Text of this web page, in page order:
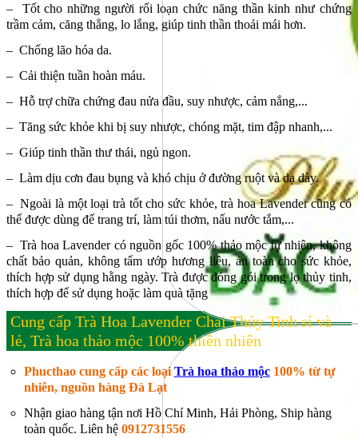
– Tốt cho những người rối loạn chức năng thần kinh như chứng
trầm cảm, căng thẳng, lo lắng, giúp tinh thần thoải mái hơn.
– Chống lão hóa da.
– Cải thiện tuần hoàn máu.
– Hỗ trợ chữa chứng đau nửa đầu, suy nhược, cảm nắng,...
– Tăng sức khỏe khi bị suy nhược, chóng mặt, tim đập nhanh,...
– Giúp tinh thần thư thái, ngủ ngon.
– Làm dịu cơn đau bụng và khó chịu ở đường ruột và dạ dày.
– Ngoài là một loại trà tốt cho sức khỏe, trà hoa Lavender cũng có
thể được dùng để trang trí, làm túi thơm, nấu nước tắm,...
– Trà hoa Lavender có nguồn gốc 100% thảo mộc tự nhiên, không
chất bảo quản, không tẩm ướp hương liệu, an toàn cho sức khỏe,
thích hợp sử dụng hằng ngày. Trà được đóng gói trong lọ thủy tinh,
thích hợp để sử dụng hoặc làm quà tặng
Cung cấp Trà Hoa Lavender Chai Thủy Tinh sỉ và
lẻ, Trà hoa thảo mộc 100% thiên nhiên
Phucthao cung cấp các loại Trà hoa thảo mộc100% từ tự
nhiên, nguồn hàng Đà Lạt
Nhận giao hàng tận nơi Hồ Chí Minh, Hải Phòng, Ship hàng
toàn quốc. Liên hệ 0912731556